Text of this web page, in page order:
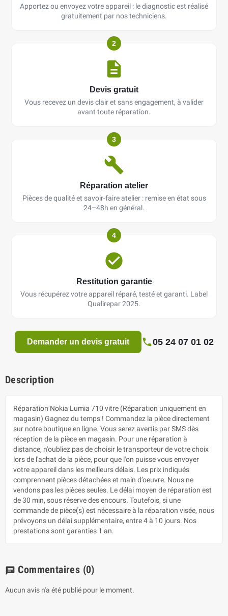
Apportez ou envoyez votre appareil : le diagnostic est réalisé
gratuitement par nos techniciens.
2
Devis gratuit
Vous recevez un devis clair et sans engagement, à valider
avant toute réparation.
3
Réparation atelier
Pièces de qualité et savoir-faire atelier : remise en état sous
24–48h en général.
4
Restitution garantie
Vous récupérez votre appareil réparé, testé et garanti. Label
Qualirepar 2025.
Demander un devis gratuit 05 24 07 01 02
Description
Réparation Nokia Lumia 710 vitre (Réparation uniquement en
magasin) Gagnez du temps ! Commandez la pièce directement
sur notre boutique en ligne. Vous serez avertis par SMS dès
réception de la pièce en magasin. Pour une réparation à
distance, n'oubliez pas de choisir le transporteur de votre choix
lors de l'achat de la pièce, pour que l'on puisse vous envoyer
votre appareil dans les meilleurs délais. Les prix indiqués
comprennent pièces détachées et main d’oeuvre. Nous ne
vendons pas les pièces seules. Le délai moyen de réparation est
de 30 min, sous réserve des encours. Toutefois, si une
commande de pièce(s) est nécessaire à la réparation visée, nous
prévoyons un délai supplémentaire, entre 4 à 10 jours. Nos
prestations sont garanties 1 an.
chat Commentaires (0)
Aucun avis n'a été publié pour le moment.